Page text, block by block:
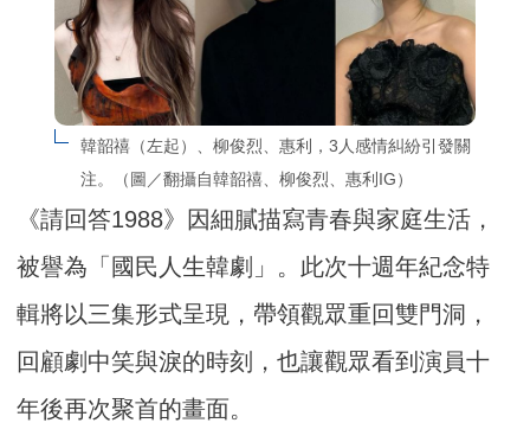
韓韶禧（左起）、柳俊烈、惠利，3人感情糾紛引發關
注。（圖／翻攝自韓韶禧、柳俊烈、惠利IG）
《請回答1988》因細膩描寫青春與家庭生活，
被譽為「國民人生韓劇」。此次十週年紀念特
輯將以三集形式呈現，帶領觀眾重回雙門洞，
回顧劇中笑與淚的時刻，也讓觀眾看到演員十
年後再次聚首的畫面。